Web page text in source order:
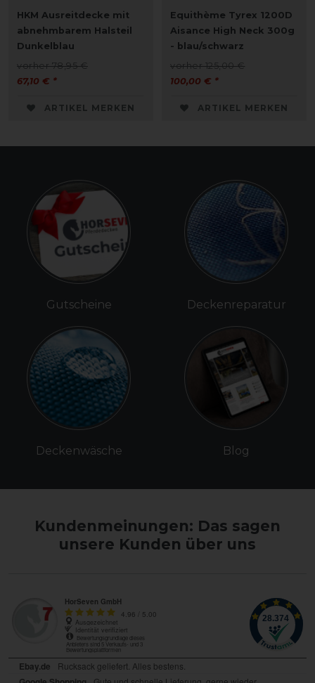
HKM Ausreitdecke mit
abnehmbarem Halsteil
Dunkelblau
vorher 78,95 €
67,10 € *
ARTIKEL MERKEN
Equithème Tyrex 1200D
Aisance High Neck 300g
- blau/schwarz
vorher 125,00 €
100,00 € *
ARTIKEL MERKEN
Gutscheine
Deckenwäsche
Deckenreparatur
Blog
Kundenmeinungen: Das sagen
unsere Kunden über uns